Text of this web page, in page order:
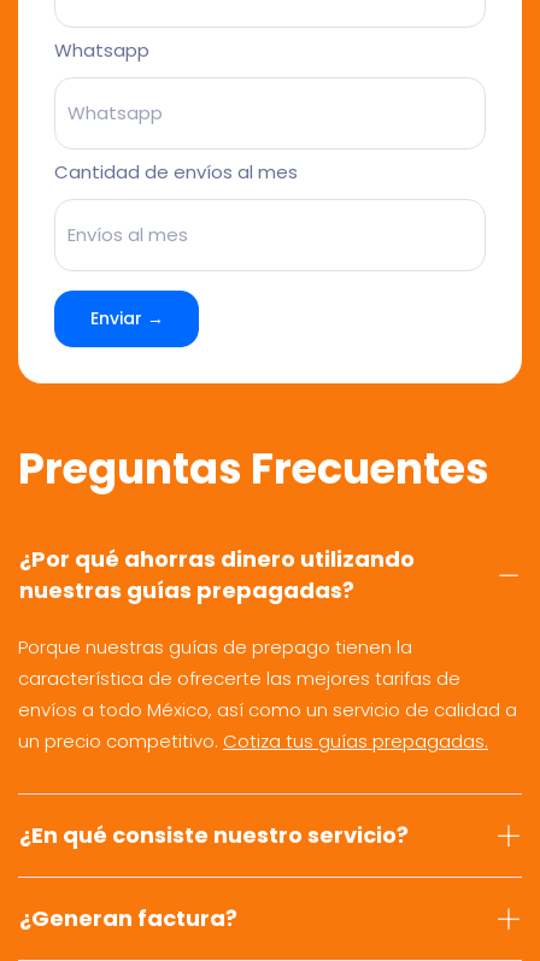
Whatsapp
Cantidad de envíos al mes
Enviar →
Preguntas Frecuentes
¿Por qué ahorras dinero utilizando
nuestras guías prepagadas?
Porque nuestras guías de prepago tienen la
característica de ofrecerte las mejores tarifas de
envíos a todo México, así como un servicio de calidad a
un precio competitivo. Cotiza tus guías prepagadas.
¿En qué consiste nuestro servicio?
¿Generan factura?